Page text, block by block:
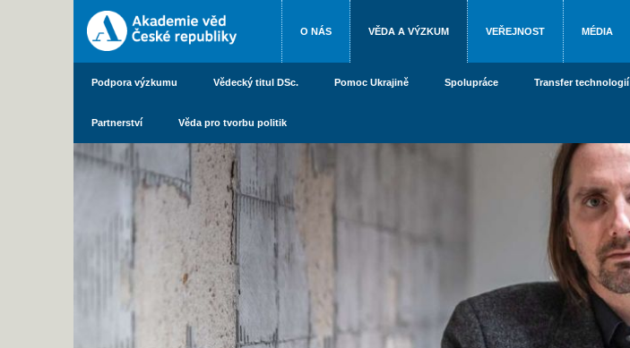
O NÁS VĚDA A VÝZKUM VEŘEJNOST MÉDIA
Podpora výzkumu Vědecký titul DSc. Pomoc Ukrajině Spolupráce Transfer technologií
Partnerství Věda pro tvorbu politik